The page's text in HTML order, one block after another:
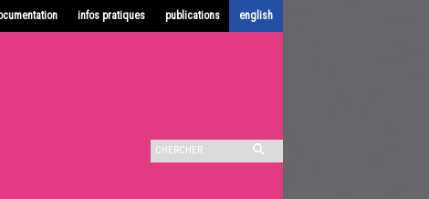
infos pratiques publications english